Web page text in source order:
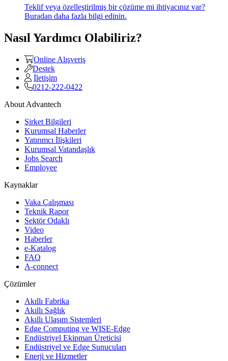
Teklif veya özelleştirilmiş bir çözüme mi ihtiyacınız var?
Buradan daha fazla bilgi edinin.
Nasıl Yardımcı Olabiliriz?
Online Alışveriş
Destek
İletişim
0212-222-0422
About Advantech
Şirket Bilgileri
Kurumsal Haberler
Yatırımcı İlişkileri
Kurumsal Vatandaşlık
Jobs Search
Employee
Kaynaklar
Vaka Çalışması
Teknik Rapor
Sektör Odaklı
Video
Haberler
e-Katalog
FAQ
A-connect
Çözümler
Akıllı Fabrika
Akıllı Sağlık
Akıllı Ulaşım Sistemleri
Edge Computing ve WISE-Edge
Endüstriyel Ekipman Üreticisi
Endüstriyel ve Edge Sunucuları
Enerji ve Hizmetler